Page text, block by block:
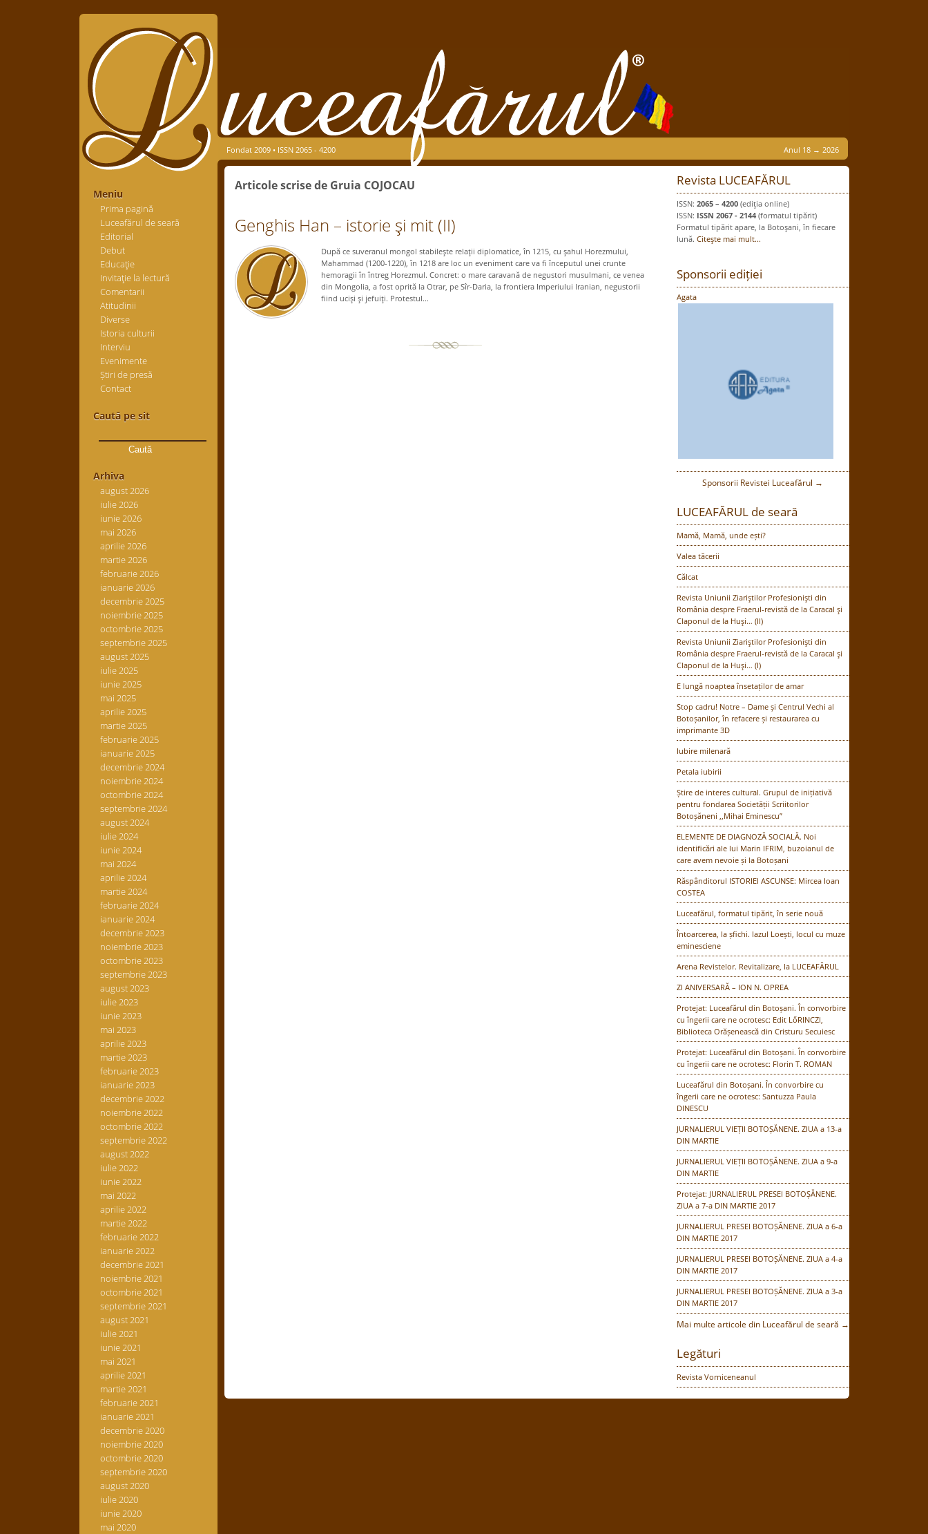
Meniu
Prima pagină
Luceafărul de seară
Editorial
Debut
Educaţie
Invitaţie la lectură
Comentarii
Atitudinii
Diverse
Istoria culturii
Interviu
Evenimente
Știri de presă
Contact
Caută pe sit
după:
Arhiva
august 2026
iulie 2026
iunie 2026
mai 2026
aprilie 2026
martie 2026
februarie 2026
ianuarie 2026
decembrie 2025
noiembrie 2025
octombrie 2025
septembrie 2025
august 2025
iulie 2025
iunie 2025
mai 2025
aprilie 2025
martie 2025
februarie 2025
ianuarie 2025
decembrie 2024
noiembrie 2024
octombrie 2024
septembrie 2024
august 2024
iulie 2024
iunie 2024
mai 2024
aprilie 2024
martie 2024
februarie 2024
ianuarie 2024
decembrie 2023
noiembrie 2023
octombrie 2023
septembrie 2023
august 2023
iulie 2023
iunie 2023
mai 2023
aprilie 2023
martie 2023
februarie 2023
ianuarie 2023
decembrie 2022
noiembrie 2022
octombrie 2022
septembrie 2022
august 2022
iulie 2022
iunie 2022
mai 2022
aprilie 2022
martie 2022
februarie 2022
ianuarie 2022
decembrie 2021
noiembrie 2021
octombrie 2021
septembrie 2021
august 2021
iulie 2021
iunie 2021
mai 2021
aprilie 2021
martie 2021
februarie 2021
ianuarie 2021
decembrie 2020
noiembrie 2020
octombrie 2020
septembrie 2020
august 2020
iulie 2020
iunie 2020
mai 2020
Fondat 2009 • ISSN 2065 - 4200 Anul 18 → 2026
Revista LUCEAFĂRUL
ISSN: 2065 – 4200(ediţia online)
ISSN: ISSN 2067 - 2144(formatul tipărit)
Formatul tipărit apare, la Botoşani, în fiecare
lună. Citeşte mai mult...
Sponsorii ediției
Agata
Sponsorii Revistei Luceafărul →
LUCEAFĂRUL de seară
Mamă, Mamă, unde ești?
Valea tăcerii
Călcat
Revista Uniunii Ziariştilor Profesionişti din
România despre Fraerul-revistă de la Caracal şi
Claponul de la Huşi… (II)
Revista Uniunii Ziariştilor Profesionişti din
România despre Fraerul-revistă de la Caracal şi
Claponul de la Huşi… (I)
E lungă noaptea însetaților de amar
Stop cadru! Notre – Dame și Centrul Vechi al
Botoșanilor, în refacere și restaurarea cu
imprimante 3D
Iubire milenară
Petala iubirii
Știre de interes cultural. Grupul de inițiativă
pentru fondarea Societății Scriitorilor
Botoșăneni ,,Mihai Eminescu”
ELEMENTE DE DIAGNOZĂ SOCIALĂ. Noi
identificări ale lui Marin IFRIM, buzoianul de
care avem nevoie și la Botoșani
Răspânditorul ISTORIEI ASCUNSE: Mircea Ioan
COSTEA
Luceafărul, formatul tipărit, în serie nouă
Întoarcerea, la șfichi. Iazul Loești, locul cu muze
eminesciene
Arena Revistelor. Revitalizare, la LUCEAFĂRUL
ZI ANIVERSARĂ – ION N. OPREA
Protejat: Luceafărul din Botoșani. În convorbire
cu îngerii care ne ocrotesc: Edit LőRINCZI,
Biblioteca Orășenească din Cristuru Secuiesc
Protejat: Luceafărul din Botoșani. În convorbire
cu îngerii care ne ocrotesc: Florin T. ROMAN
Luceafărul din Botoșani. În convorbire cu
îngerii care ne ocrotesc: Santuzza Paula
DINESCU
JURNALIERUL VIEȚII BOTOȘĂNENE. ZIUA a 13-a
DIN MARTIE
JURNALIERUL VIEȚII BOTOȘĂNENE. ZIUA a 9-a
DIN MARTIE
Protejat: JURNALIERUL PRESEI BOTOȘĂNENE.
ZIUA a 7-a DIN MARTIE 2017
JURNALIERUL PRESEI BOTOȘĂNENE. ZIUA a 6-a
DIN MARTIE 2017
JURNALIERUL PRESEI BOTOȘĂNENE. ZIUA a 4-a
DIN MARTIE 2017
JURNALIERUL PRESEI BOTOȘĂNENE. ZIUA a 3-a
DIN MARTIE 2017
Mai multe articole din Luceafărul de seară →
Legături
Revista Vorniceneanul
Articole scrise de Gruia COJOCAU
Genghis Han – istorie şi mit (II)
După ce suveranul mongol stabileşte relaţii diplomatice, în 1215, cu şahul Horezmului,
Mahammad (1200-1220), în 1218 are loc un eveniment care va fi începutul unei crunte
hemoragii în întreg Horezmul. Concret: o mare caravană de negustori musulmani, ce venea
din Mongolia, a fost oprită la Otrar, pe Sîr-Daria, la frontiera Imperiului Iranian, negustorii
fiind ucişi şi jefuiţi. Protestul...